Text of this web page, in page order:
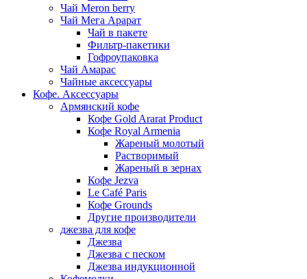
Чай Meron berry
Чай Мега Арарат
Чай в пакете
Фильтр-пакетики
Гофроупаковка
Чай Амарас
Чайные аксессуары
Кофе. Аксессуары
Армянский кофе
Кофе Gold Ararat Product
Кофе Royal Armenia
Жареный молотый
Растворимый
Жареный в зернах
Кофе Jezva
Le Café Paris
Кофе Grounds
Другие производители
джезва для кофе
Джезва
Джезва с песком
Джезва индукционной